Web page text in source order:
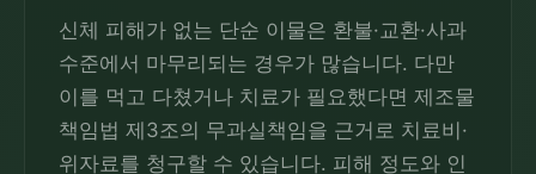
신체 피해가 없는 단순 이물은 환불·교환·사과
수준에서 마무리되는 경우가 많습니다. 다만
이를 먹고 다쳤거나 치료가 필요했다면 제조물
책임법 제3조의 무과실책임을 근거로 치료비·
위자료를 청구할 수 있습니다. 피해 정도와 인